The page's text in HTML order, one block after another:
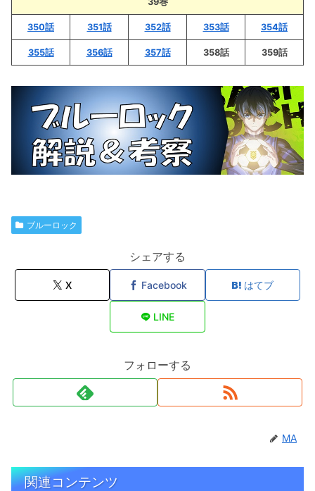
350話 351話 352話 353話 354話
355話 356話 357話 358話 359話
ブルーロック
シェアする
X Facebook はてブ
LINE
フォローする
MA
関連コンテンツ